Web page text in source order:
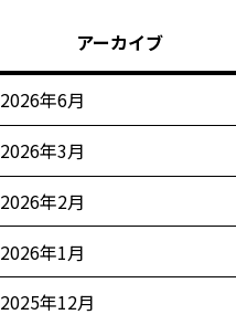
アーカイブ
2026年6月
2026年3月
2026年2月
2026年1月
2025年12月